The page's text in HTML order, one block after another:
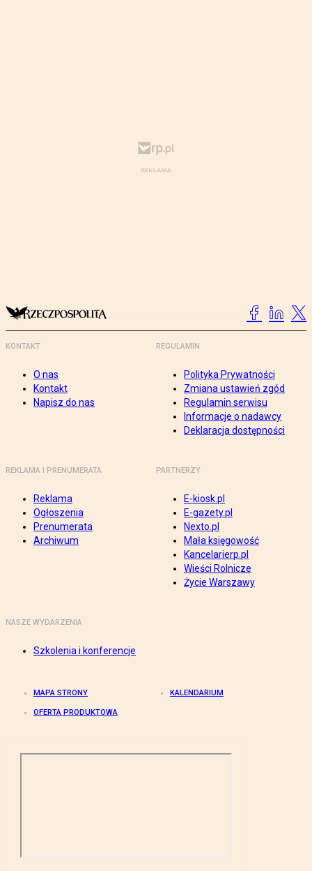
KONTAKT
O nas
Kontakt
Napisz do nas
REGULAMIN
Polityka Prywatności
Zmiana ustawień zgód
Regulamin serwisu
Informacje o nadawcy
Deklaracja dostępności
REKLAMA I PRENUMERATA
Reklama
Ogłoszenia
Prenumerata
Archiwum
PARTNERZY
E-kiosk.pl
E-gazety.pl
Nexto.pl
Mała księgowość
Kancelarierp.pl
Wieści Rolnicze
Życie Warszawy
NASZE WYDARZENIA
Szkolenia i konferencje
MAPA STRONY KALENDARIUM
OFERTA PRODUKTOWA